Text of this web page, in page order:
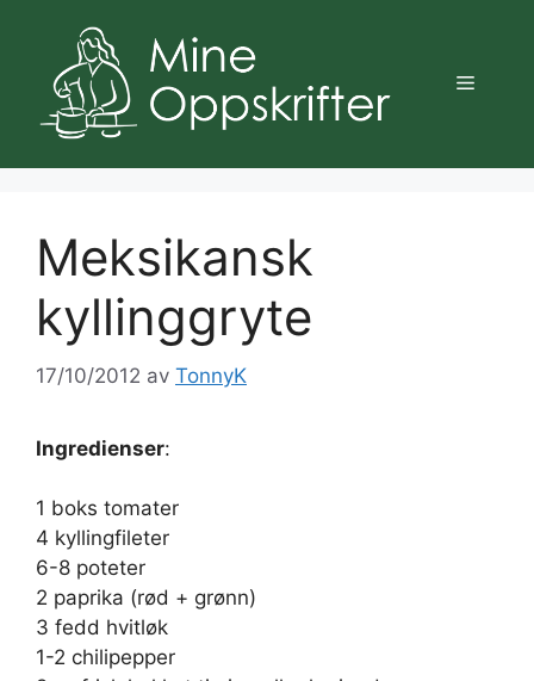
innhold
Meny
Meksikansk
kyllinggryte
17/10/2012 av TonnyK
Ingredienser:
1 boks tomater
4 kyllingfileter
6-8 poteter
2 paprika (rød + grønn)
3 fedd hvitløk
1-2 chilipepper